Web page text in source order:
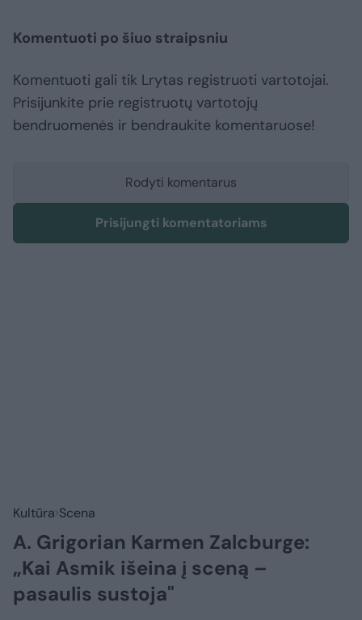
Komentuoti po šiuo straipsniu
Komentuoti gali tik Lrytas registruoti vartotojai.
Prisijunkite prie registruotų vartotojų
bendruomenės ir bendraukite komentaruose!
Rodyti komentarus
Prisijungti komentatoriams
Kultūra Scena
A. Grigorian Karmen Zalcburge:
„Kai Asmik išeina į sceną –
pasaulis sustoja"